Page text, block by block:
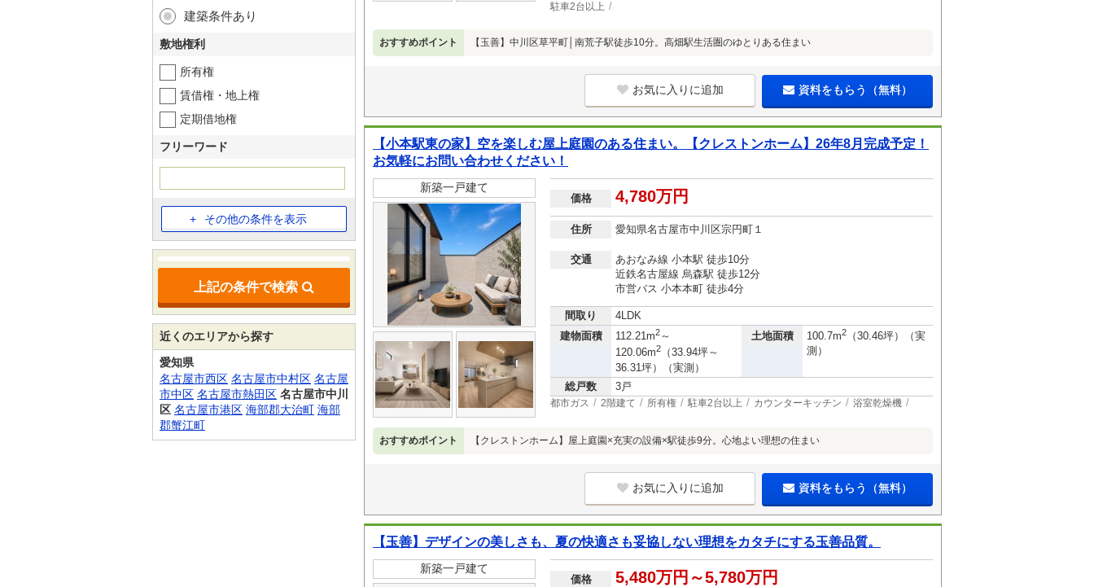
駐車2台以上
おすすめポイント 【玉善】中川区草平町│南荒子駅徒歩10分。高畑駅生活圏のゆとりある住まい
お気に入りに追加 資料をもらう（無料）
【小本駅東の家】空を楽しむ屋上庭園のある住まい。【クレストンホーム】26年8月完成予定！
お気軽にお問い合わせください！
新築一戸建て
価格 4,780万円
住所 愛知県名古屋市中川区宗円町１
交通
あおなみ線 小本駅 徒歩10分
近鉄名古屋線 烏森駅 徒歩12分
市営バス 小本本町 徒歩4分
間取り
4LDK
建物面積
112.21m2～
120.06m2
（33.94坪～
36.31坪）（実測）
土地面積 100.7m2
（30.46坪）（実
測）
総戸数 3戸
都市ガス 2階建て 所有権 駐車2台以上 カウンターキッチン 浴室乾燥機
おすすめポイント 【クレストンホーム】屋上庭園×充実の設備×駅徒歩9分。心地よい理想の住まい
お気に入りに追加 資料をもらう（無料）
【玉善】デザインの美しさも、夏の快適さも妥協しない理想をカタチにする玉善品質。
新築一戸建て
価格 5,480万円～5,780万円
建築条件あり
敷地権利
所有権
賃借権・地上権
定期借地権
フリーワード
その他の条件を表示
上記の条件で検索
近くのエリアから探す
愛知県
名古屋市西区 名古屋市中村区 名古屋
市中区 名古屋市熱田区 名古屋市中川
区 名古屋市港区 海部郡大治町 海部
郡蟹江町